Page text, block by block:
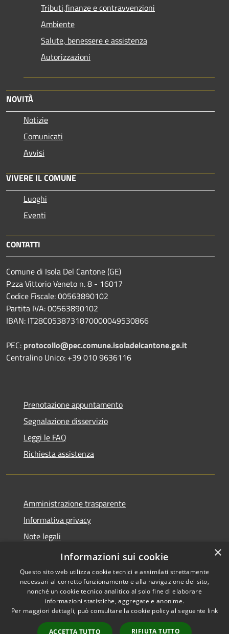
Tributi,finanze e contravvenzioni
Ambiente
Salute, benessere e assistenza
Autorizzazioni
NOVITÀ
Notizie
Comunicati
Avvisi
VIVERE IL COMUNE
Luoghi
Eventi
CONTATTI
Comune di Isola Del Cantone (GE)
P.zza Vittorio Veneto n. 8 - 16017
Codice Fiscale: 00563890102
Partita IVA: 00563890102
IBAN: IT28C0538731870000049530866
PEC: protocollo@pec.comune.isoladelcantone.ge.it
Centralino Unico: +39 010 9636116
Prenotazione appuntamento
Segnalazione disservizio
Leggi le FAQ
Richiesta assistenza
Amministrazione trasparente
Informativa privacy
Note legali
Dichiarazione di accessibilità
Accessibilità
Copyright © 2026 • Comune di
Isola del Cantone • Powered by
Municipium• Accesso
×
Informazioni sui cookie
Questo sito web utilizza cookie tecnici e assimilati strettamente
necessari al corretto funzionamento e alla navigazione del sito,
nonché un cookie tecnico analitico al solo fine di elaborare
informazioni statistiche, aggregate e anonime.
Per maggiori dettagli, può consultare la cookie policy al seguente link
ACCETTA TUTTO RIFIUTA TUTTO